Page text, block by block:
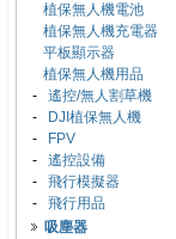
植保無人機電池
植保無人機充電器
平板顯示器
植保無人機用品
- 遙控/無人割草機
-
DJI植保無人機
-
FPV
- 遙控設備
- 飛行模擬器
- 飛行用品
吸塵器